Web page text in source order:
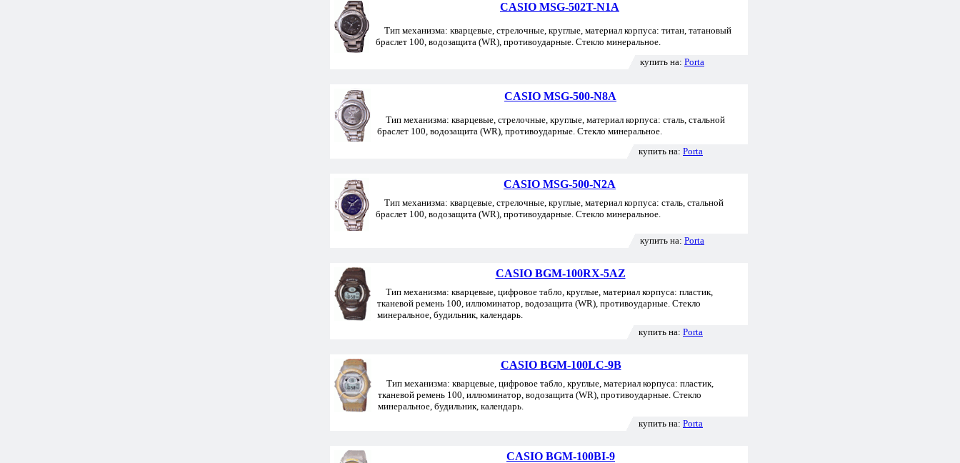
CASIO MSG-502T-N1A
Тип механизма: кварцевые, стрелочные, круглые, материал корпуса: титан, татановый
браслет 100, водозащита (WR), противоударные. Стекло минеральное.
купить на: Porta
CASIO MSG-500-N8A
Тип механизма: кварцевые, стрелочные, круглые, материал корпуса: сталь, стальной
браслет 100, водозащита (WR), противоударные. Стекло минеральное.
купить на: Porta
CASIO MSG-500-N2A
Тип механизма: кварцевые, стрелочные, круглые, материал корпуса: сталь, стальной
браслет 100, водозащита (WR), противоударные. Стекло минеральное.
купить на: Porta
CASIO BGM-100RX-5AZ
Тип механизма: кварцевые, цифровое табло, круглые, материал корпуса: пластик,
тканевой ремень 100, иллюминатор, водозащита (WR), противоударные. Стекло
минеральное, будильник, календарь.
купить на: Porta
CASIO BGM-100LC-9B
Тип механизма: кварцевые, цифровое табло, круглые, материал корпуса: пластик,
тканевой ремень 100, иллюминатор, водозащита (WR), противоударные. Стекло
минеральное, будильник, календарь.
купить на: Porta
CASIO BGM-100BI-9